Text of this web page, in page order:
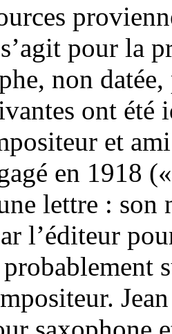
pour la
non
ont été
et
en 1918
lettre : son
l’éditeur